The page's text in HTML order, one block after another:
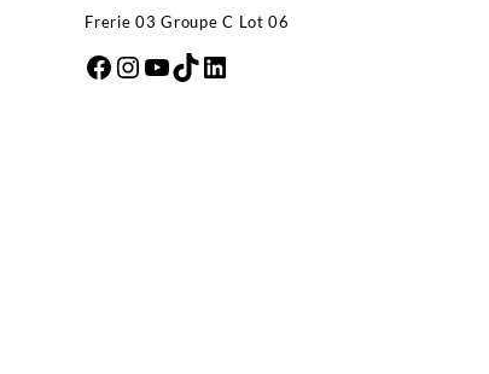
Frerie 03 Groupe C Lot 06
Facebook
Instagram
YouTube
TikTok
LinkedIn